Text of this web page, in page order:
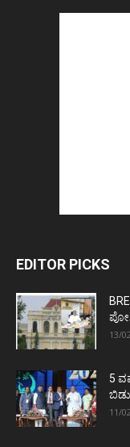
EDITOR PICKS
13/
5
11/